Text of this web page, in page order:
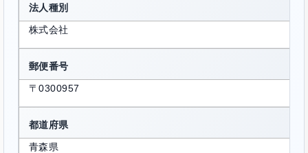
法人種別
株式会社
郵便番号
〒0300957
都道府県
青森県